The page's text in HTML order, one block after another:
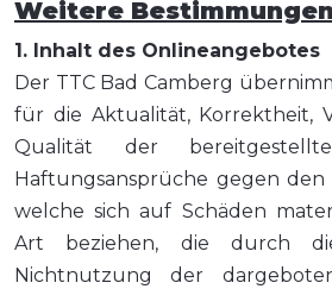
Weitere Bestimmungen
1. Inhalt des Onlineangebotes
Der TTC Bad Camberg
für die Aktualität, Korrektheit,
Qualität der
Haftungsansprüche gegen den
welche sich auf Schäden
Art beziehen, die durch
Nichtnutzung der